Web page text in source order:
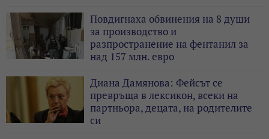
Повдигнаха обвинения на 8 души
за производство и
разпространение на фентанил за
над 157 млн. евро
Диана Дамянова: Фейсът се
превръща в лексикон, всеки на
партньора, децата, на родителите
си